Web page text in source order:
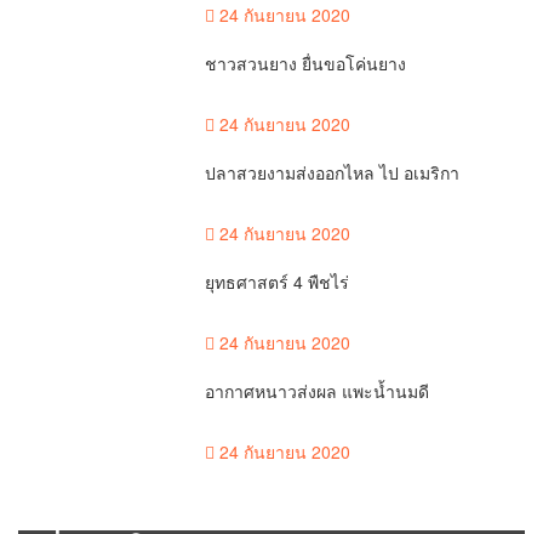
24 กันยายน 2020
ชาวสวนยาง ยื่นขอโค่นยาง
24 กันยายน 2020
ปลาสวยงามส่งออกไหล ไป อเมริกา
24 กันยายน 2020
ยุทธศาสตร์ 4 พืชไร่
24 กันยายน 2020
อากาศหนาวส่งผล แพะน้ำนมดี
24 กันยายน 2020